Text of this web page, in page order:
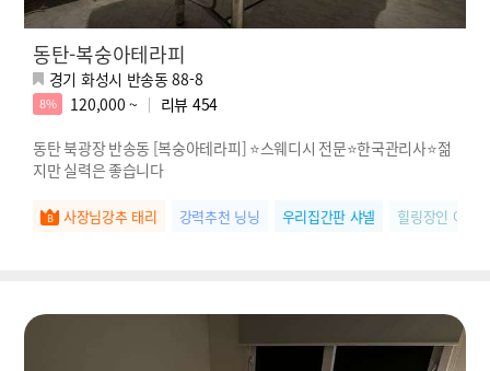
동탄-복숭아테라피
경기 화성시 반송동 88-8
8% 120,000 ~ 리뷰 454
동탄 북광장 반송동 [복숭아테라피] ⭐️스웨디시 전문⭐️한국관리사⭐️젊
지만 실력은 좋습니다
사장님강추 태리 강력추천 닝닝 우리집간판 샤넬 힐링장인 아윤